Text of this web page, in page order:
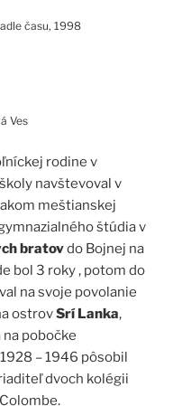
času, 1998
Ves
rodine v
navštevoval v
meštianskej
štúdia v
bratovdo Bojnej na
bol 3 roky , potom do
na svoje povolanie
ostrovSrí Lanka,
pobočke
– 1946 pôsobil
dvoch kolégii